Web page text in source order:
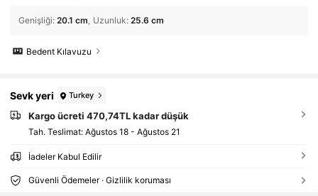
Genişliği: 20.1 cm Uzunluk: 25.6 cm
Bedent Kılavuzu
Sevk yeri Turkey
Kargo ücreti 470,74TL kadar düşük
Tah. Teslimat: Ağustos 18 - Ağustos 21
İadeler Kabul Edilir
Güvenli Ödemeler · Gizlilik koruması